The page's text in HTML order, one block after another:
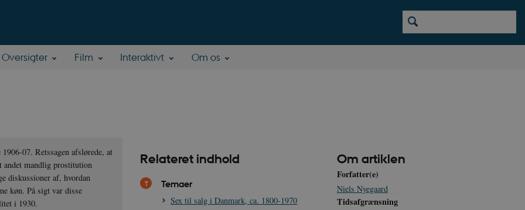
Oversigter Film Interaktivt Om os
07. Retssagen afslørede, at
andet mandlig prostitution
diskussioner af, hvordan
køn. På sigt var disse
i 1930.
Relateret indhold
Temaer
Sex til salg i Danmark, ca. 1800-1970
Om artiklen
Forfatter(e)
Niels Nyegaard
Tidsafgrænsning